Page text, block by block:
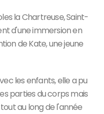
la Chartreuse, Saint-
d'une immersion en
de Kate, une jeune
les enfants, elle a pu
parties du corps mais
au long de l'année